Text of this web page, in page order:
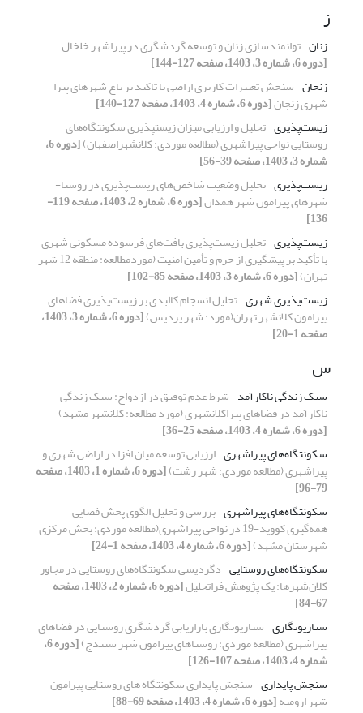
ز
زنان توانمندسازی زنان و توسعه گردشگری در پیراشهر خلخال
[دوره 6، شماره 3، 1403، صفحه 127-144]
زنجان سنجش تغییرات کاربری اراضی با تاکید بر باغ شهرهای پیرا
شهری زنجان[دوره 6، شماره 4، 1403، صفحه 127-140]
زیست‌پذیری
تحلیل و ارزیابی میزان زیست‎پذیری سکونتگاه‌های
روستایی نواحی پیراشهری (مطالعه موردی: کلانشهراصفهان) [دوره 6،
شماره 3، 1403، صفحه 39-56]
زیست‌پذیری تحلیل وضعیت شاخص‌های زیست‌پذیری در روستا-
شهرهای پیرامون شهر همدان [دوره 6، شماره 2، 1403، صفحه 119-
136]
زیست‌پذیری تحلیل زیست‌پذیری بافت‌های فرسوده مسکونی شهری
با تأکید بر پیشگیری از جرم و تأمین امنیت (موردمطالعه: منطقه 12 شهر
تهران)[دوره 6، شماره 3، 1403، صفحه 85-102]
زیست‌پذیری شهری تحلیل انسجام کالبدی بر زیست‌پذیری فضاهای
پیرامون کلانشهر تهران(مورد: شهر پردیس) [دوره 6، شماره 3، 1403،
صفحه 1-20]
س
سبک زندگی ناکارآمد شرط عدم توفیق در ازدواج: سبک زندگی
ناکارآمد در فضاهای پیراکلانشهری (مورد مطالعه: کلانشهر مشهد)
[دوره 6، شماره 4، 1403، صفحه 25-36]
سکونتگاه‌های پیراشهری ارزیابی توسعه میان افزا در اراضی شهری و
پیراشهری (مطالعه موردی: شهر رشت) [دوره 6، شماره 1، 1403، صفحه
79-96]
سکونتگاه‌های پیراشهری بررسی و تحلیل الگوی پخش فضایی
همه‌گیری کووید-19 در نواحی پیراشهری(مطالعه موردی: بخش مرکزی
شهرستان مشهد)[دوره 6، شماره 4، 1403، صفحه 1-24]
سکونتگاه‌های روستایی دگردیسی سکونتگاه‌های روستایی در مجاور
کلان‌شهرها: یک پژوهش فراتحلیل [دوره 6، شماره 2، 1403، صفحه
67-84]
سناریونگاری سناریونگاری بازاریابی گردشگری روستایی در فضاهای
پیراشهری (مطالعه موردی: روستاهای پیرامون شهر سنندج) [دوره 6،
شماره 4، 1403، صفحه 107-126]
سنجش پایداری سنجش پایداری سکونتگاه های روستایی پیرامون
شهر ارومیه[دوره 6، شماره 4، 1403، صفحه 69-88]